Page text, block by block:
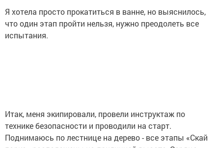
Я хотела просто прокатиться в ванне, но выяснилось,
что один этап пройти нельзя, нужно преодолеть все
испытания.
Итак, меня экипировали, провели инструктаж по
технике безопасности и проводили на старт.
Поднимаюсь по лестнице на дерево - все этапы «Скай